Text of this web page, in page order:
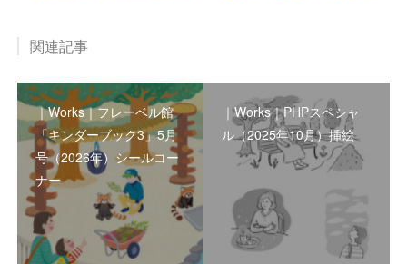
関連記事
｜Works｜フレーベル館
「キンダーブック3」5月
号（2026年）シールコー
ナー
｜Works｜PHPスペシャ
ル（2025年10月）挿絵